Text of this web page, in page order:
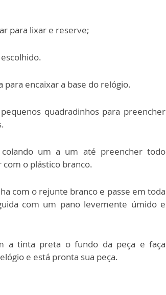
para lixar e reserve;
encaixar a base do relógio.
quadradinhos para preencher
um a um até preencher todo
o plástico branco.
com o rejunte branco e passe em toda
com um pano levemente úmido e
a tinta preta o fundo da peça e faça
e está pronta sua peça.